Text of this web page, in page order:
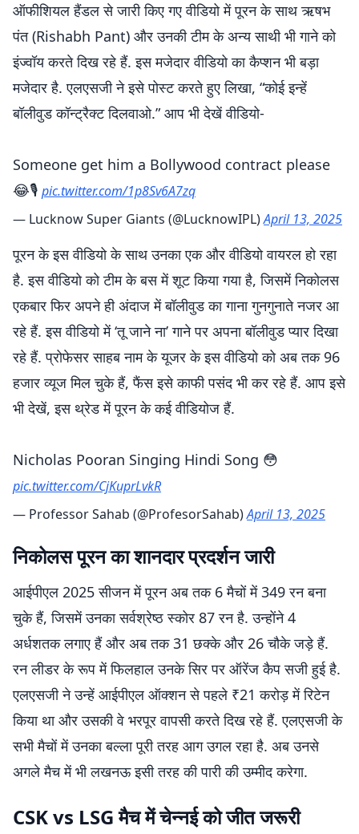
ऑफीशियल हैंडल से जारी किए गए वीडियो में पूरन के साथ ऋषभ
पंत (Rishabh Pant) और उनकी टीम के अन्य साथी भी गाने को
इंज्वॉय करते दिख रहे हैं. इस मजेदार वीडियो का कैप्शन भी बड़ा
मजेदार है. एलएसजी ने इसे पोस्ट करते हुए लिखा, “कोई इन्हें
बॉलीवुड कॉन्ट्रैक्ट दिलवाओ.” आप भी देखें वीडियो-
Someone get him a Bollywood contract please
😂🎙️ pic.twitter.com/1p8Sv6A7zq
— Lucknow Super Giants (@LucknowIPL)April 13, 2025
पूरन के इस वीडियो के साथ उनका एक और वीडियो वायरल हो रहा
है. इस वीडियो को टीम के बस में शूट किया गया है, जिसमें निकोलस
एकबार फिर अपने ही अंदाज में बॉलीवुड का गाना गुनगुनाते नजर आ
रहे हैं. इस वीडियो में ‘तू जाने ना’ गाने पर अपना बॉलीवुड प्यार दिखा
रहे हैं. प्रोफेसर साहब नाम के यूजर के इस वीडियो को अब तक 96
हजार व्यूज मिल चुके हैं, फैंस इसे काफी पसंद भी कर रहे हैं. आप इसे
भी देखें, इस थ्रेड में पूरन के कई वीडियोज हैं.
Nicholas Pooran Singing Hindi Song 😳
pic.twitter.com/CjKuprLvkR
— Professor Sahab (@ProfesorSahab)April 13, 2025
निकोलस पूरन का शानदार प्रदर्शन जारी
आईपीएल 2025 सीजन में पूरन अब तक 6 मैचों में 349 रन बना
चुके हैं, जिसमें उनका सर्वश्रेष्ठ स्कोर 87 रन है. उन्होंने 4
अर्धशतक लगाए हैं और अब तक 31 छक्के और 26 चौके जड़े हैं.
रन लीडर के रूप में फिलहाल उनके सिर पर ऑरेंज कैप सजी हुई है.
एलएसजी ने उन्हें आईपीएल ऑक्शन से पहले ₹21 करोड़ में रिटेन
किया था और उसकी वे भरपूर वापसी करते दिख रहे हैं. एलएसजी के
सभी मैचों में उनका बल्ला पूरी तरह आग उगल रहा है. अब उनसे
अगले मैच में भी लखनऊ इसी तरह की पारी की उम्मीद करेगा.
CSK vs LSG मैच में चेन्नई को जीत जरूरी